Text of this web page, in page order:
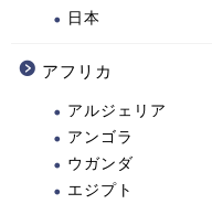
日本
アフリカ
アルジェリア
アンゴラ
ウガンダ
エジプト